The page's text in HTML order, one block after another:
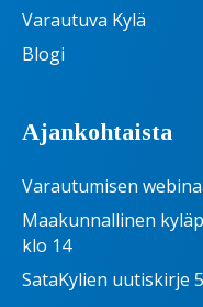
Varautuva Kylä
Blogi
Ajankohtaista
Varautumisen
Maakunnallinen
klo 14
SataKylien uutiskirje